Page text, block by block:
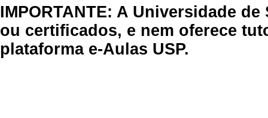
IMPORTANTE: A Universidade
ou certificados, e nem oferece
plataforma e-Aulas USP.